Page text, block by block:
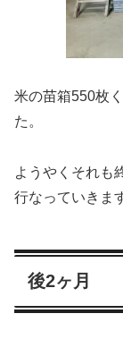
米の苗箱550枚
た。
ようやくそれも
行なっていきま
後2ヶ月